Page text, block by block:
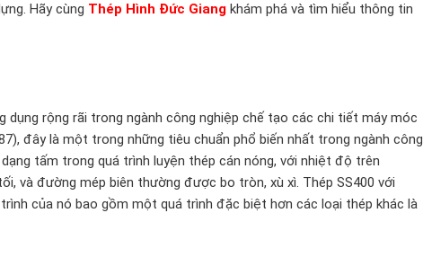
Hãy cùng Thép Hình Đức Giang khám phá và tìm hiểu thông tin
rộng rãi trong ngành công nghiệp chế tạo các chi tiết máy móc
đây là một trong những tiêu chuẩn phổ biến nhất trong ngành công
tấm trong quá trình luyện thép cán nóng, với nhiệt độ trên
và đường mép biên thường được bo tròn, xù xì. Thép SS400 với
của nó bao gồm một quá trình đặc biệt hơn các loại thép khác là